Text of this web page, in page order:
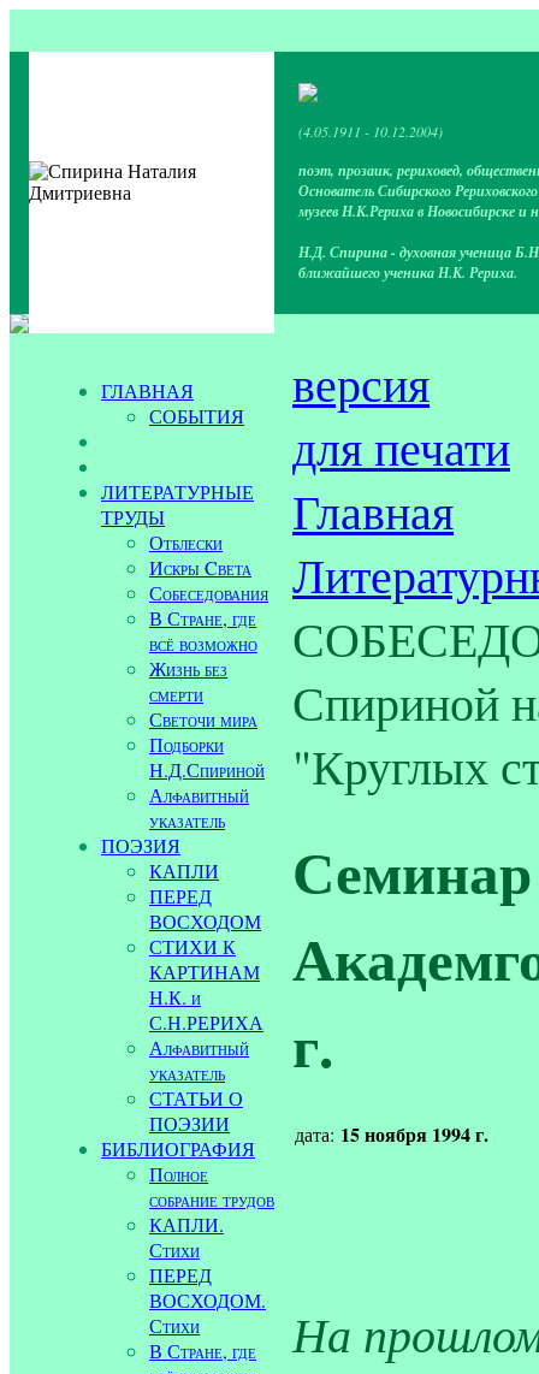
(4.05.1911 - 10.12.2004)
поэт, прозаик, рериховед,
Основатель Сибирского
музеев Н.К.Рериха в Новосибирске и
Н.Д. Спирина - духовная ученица
ближайшего ученика Н.К. Рериха.
ГЛАВНАЯ
СОБЫТИЯ
ЛИТЕРАТУРНЫЕ
ТРУДЫ
Отблески
Искры Cвета
Собеседования
В Стране, где
всё возможно
Жизнь без
смерти
Светочи мира
Подборки
Н.Д.Спириной
Алфавитный
указатель
ПОЭЗИЯ
КАПЛИ
ПЕРЕД
ВОСХОДОМ
СТИХИ К
КАРТИНАМ
Н.К. и
С.Н.РЕРИХА
Алфавитный
указатель
СТАТЬИ О
ПОЭЗИИ
БИБЛИОГРАФИЯ
Полное
собрание трудов
КАПЛИ.
Стихи
ПЕРЕД
ВОСХОДОМ.
Стихи
В Стране, где
версия
для печати
Главная
Спириной
"Круглых
г.
дата: 15 ноября 1994 г.
На